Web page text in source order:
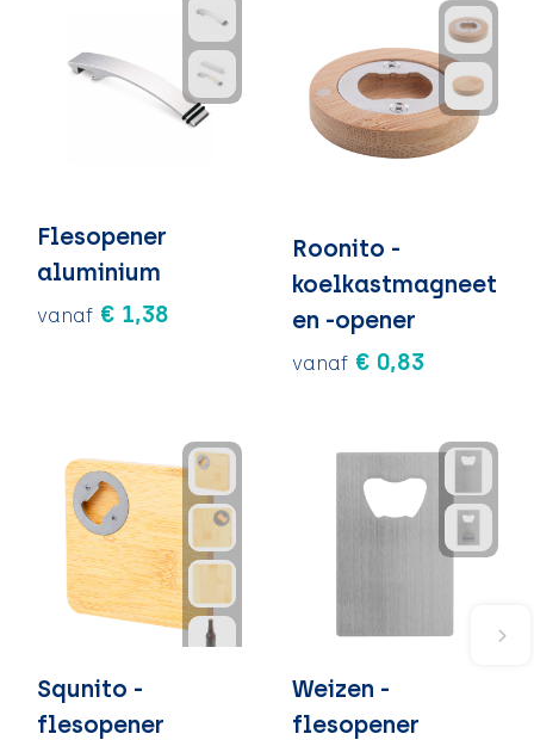
Flesopener
aluminium
vanaf € 1,38
Roonito -
koelkastmagneet
en -opener
vanaf € 0,83
Squnito -
flesopener
Weizen -
flesopener